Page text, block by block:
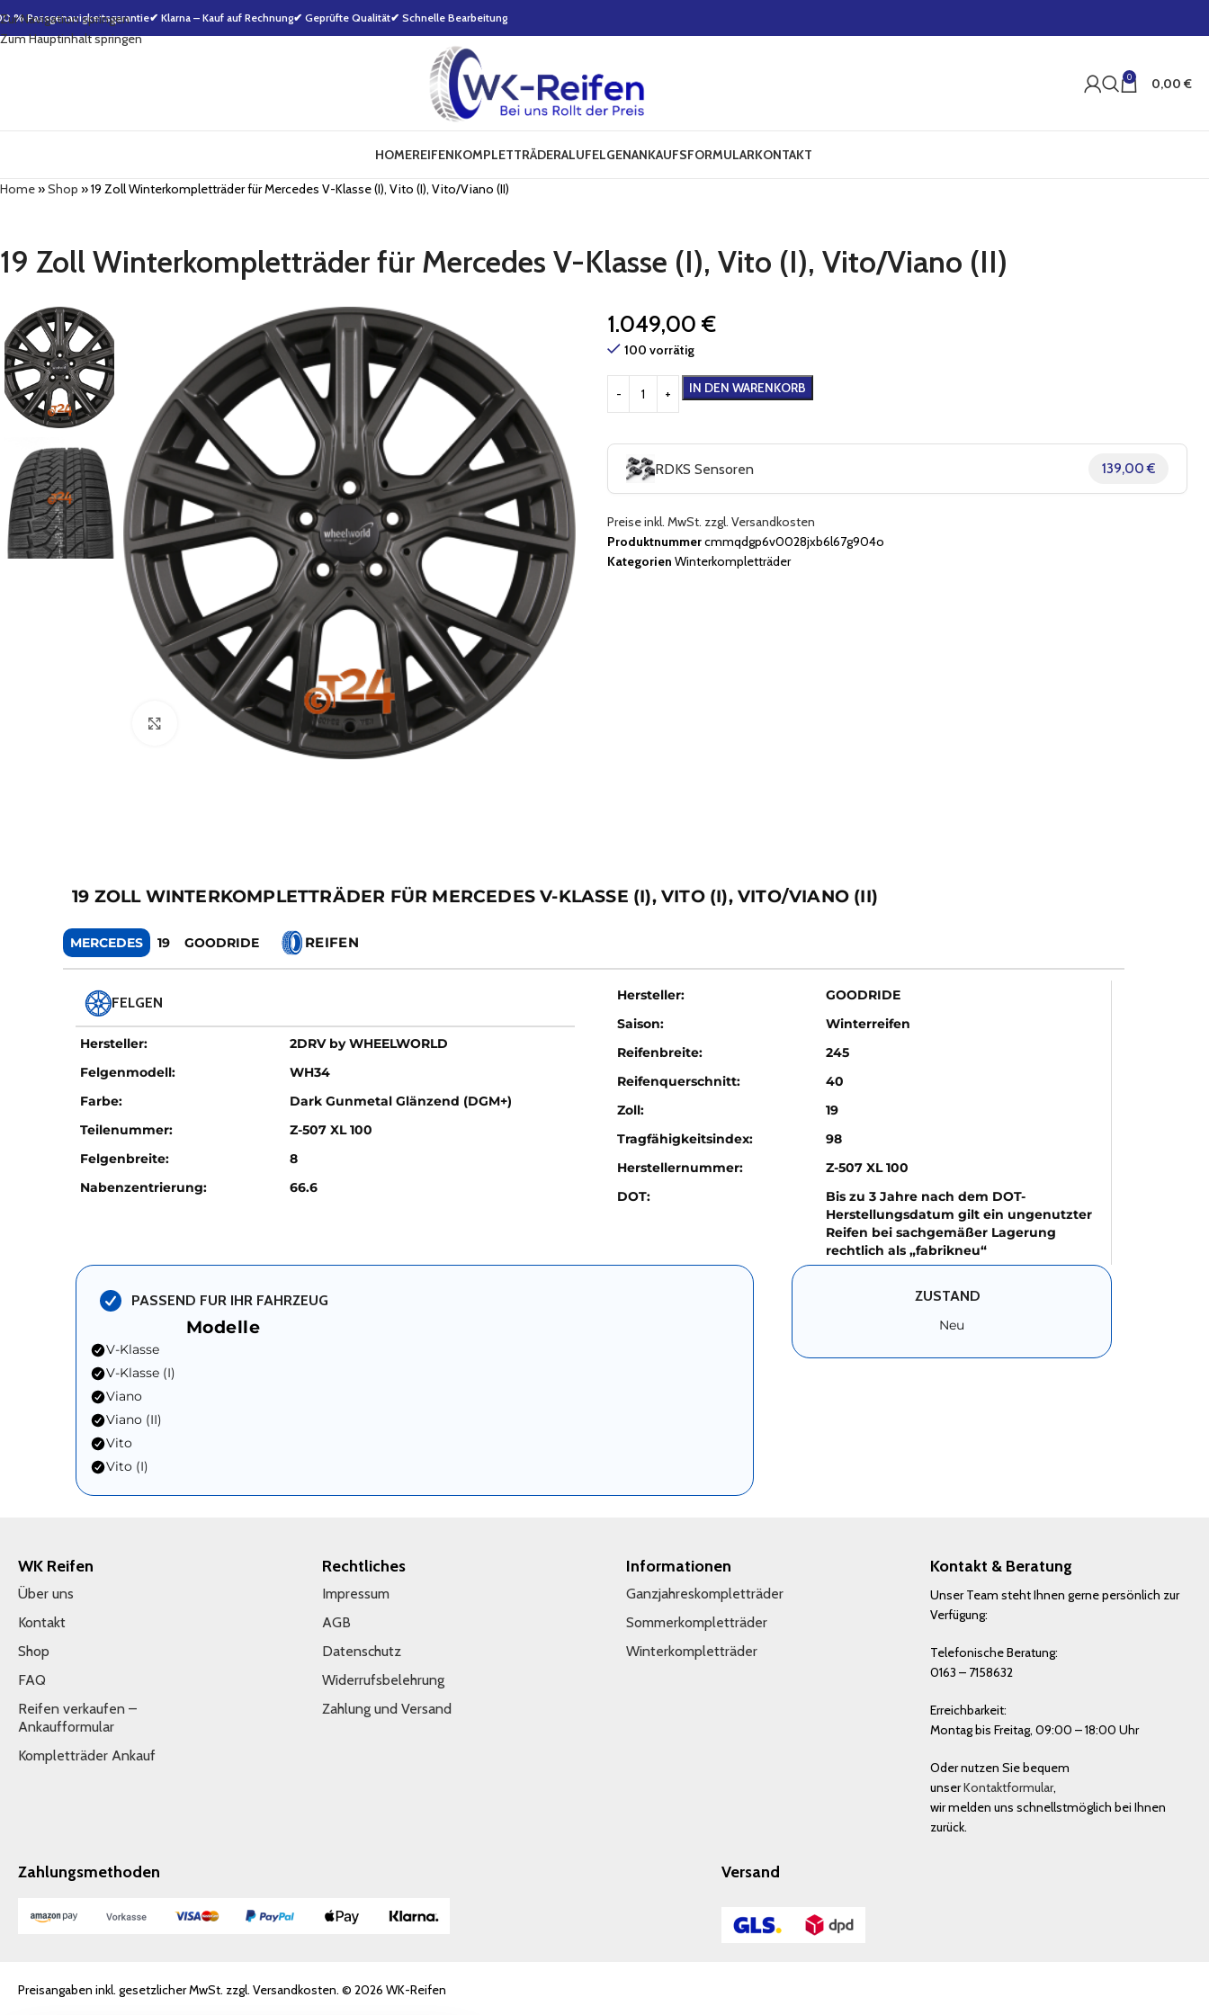
Zur Navigation springen
Zum Hauptinhalt springen
% Passgenauigkeitsgarantie✔ Klarna – Kauf auf Rechnung✔ Geprüfte Qualität✔ Schnelle Bearbeitung
0 0,00 €
HOMEREIFENKOMPLETTRÄDERALUFELGENANKAUFSFORMULARKONTAKT
Home»Shop »19 Zoll Winterkompletträder für Mercedes V-Klasse (I), Vito (I), Vito/Viano (II)
19 Zoll Winterkompletträder für Mercedes V-Klasse (I), Vito (I), Vito/Viano (II)
Zum Vergrößern klicken
1.049,00 €
100 vorrätig
IN DEN WARENKORB
RDKS Sensoren 139,00 €
Preise inkl. MwSt. zzgl. Versandkosten
Produktnummercmmqdgp6v0028jxb6l67g904o
Kategorien Winterkompletträder
19 ZOLL WINTERKOMPLETTRÄDER FÜR MERCEDES V-KLASSE (I), VITO (I), VITO/VIANO (II)
MERCEDES 19 GOODRIDE REIFEN
FELGEN
Hersteller:
2DRV by WHEELWORLD
Felgenmodell:
WH34
Farbe:
Dark Gunmetal Glänzend (DGM+)
Teilenummer:
Z-507 XL 100
Felgenbreite:
8
Nabenzentrierung:
66.6
Hersteller:
GOODRIDE
Saison:
Winterreifen
Reifenbreite:
245
Reifenquerschnitt:
40
Zoll:
19
Tragfähigkeitsindex:
98
Herstellernummer:
Z-507 XL 100
DOT:
Bis zu 3 Jahre nach dem DOT-
Herstellungsdatum gilt ein ungenutzter
Reifen bei sachgemäßer Lagerung
rechtlich als „fabrikneu“
PASSEND FUR IHR FAHRZEUG
Modelle
V-Klasse
V-Klasse (I)
Viano
Viano (II)
Vito
Vito (I)
ZUSTAND
Neu
WK Reifen
Über uns
Kontakt
Shop
FAQ
Reifen verkaufen –
Ankaufformular
Kompletträder Ankauf
Rechtliches
Impressum
AGB
Datenschutz
Widerrufsbelehrung
Zahlung und Versand
Informationen
Ganzjahreskompletträder
Sommerkompletträder
Winterkompletträder
Kontakt & Beratung
Unser Team steht Ihnen gerne persönlich zur
Verfügung:
Telefonische Beratung:
0163 – 7158632
Erreichbarkeit:
Montag bis Freitag, 09:00 – 18:00 Uhr
Oder nutzen Sie bequem
unserKontaktformular,
wir melden uns schnellstmöglich bei Ihnen
zurück.
Zahlungsmethoden Versand
Preisangaben inkl. gesetzlicher MwSt. zzgl. Versandkosten. © 2026 WK-Reifen